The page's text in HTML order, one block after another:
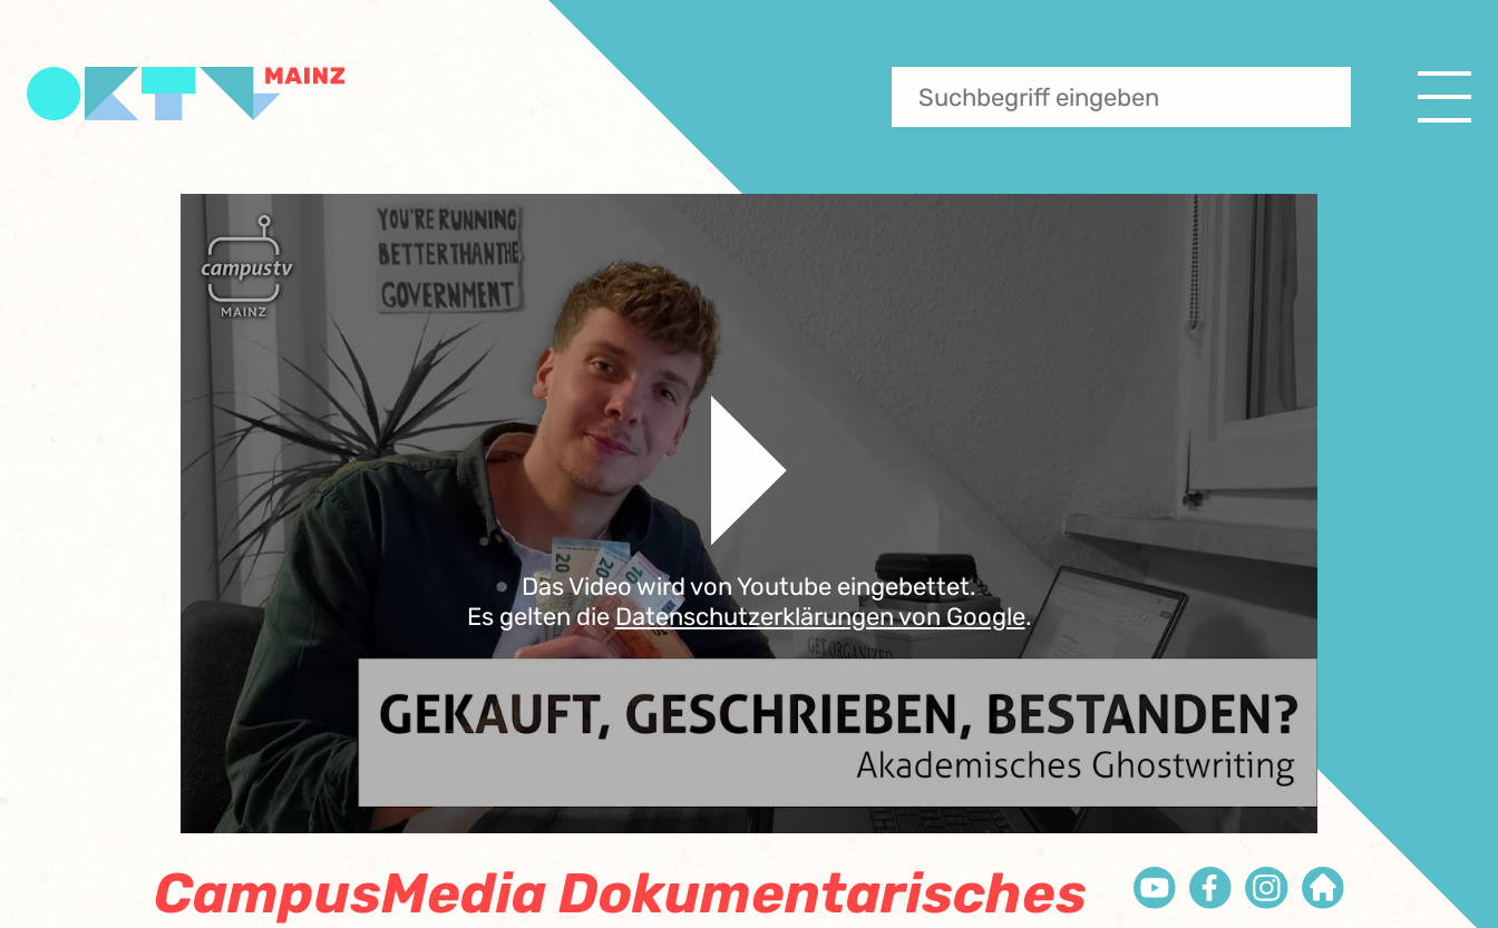
Das Video wird von Youtube eingebettet.
Es gelten dieDatenschutzerklärungen von Google.
CampusMedia Dokumentarisches